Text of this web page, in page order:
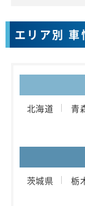
エリア別 車
北海道 青
茨城県 栃